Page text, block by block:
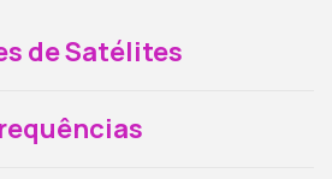
de Satélites